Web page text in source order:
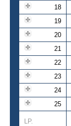
18
19
20
21
22
23
24
25